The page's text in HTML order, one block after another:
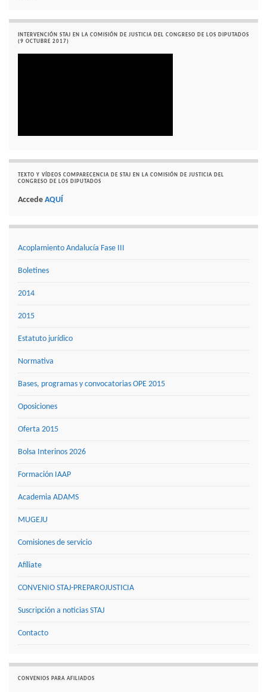
INTERVENCIÓN STAJ EN LA COMISIÓN DE JUSTICIA DEL CONGRESO DE LOS DIPUTADOS
(9 OCTUBRE 2017)
TEXTO Y VÍDEOS COMPARECENCIA DE STAJ EN LA COMISIÓN DE JUSTICIA DEL
CONGRESO DE LOS DIPUTADOS
Accede AQUÍ
Acoplamiento Andalucía Fase III
Boletines
2014
2015
Estatuto jurídico
Normativa
Bases, programas y convocatorias OPE 2015
Oposiciones
Oferta 2015
Bolsa Interinos 2026
Formación IAAP
Academia ADAMS
MUGEJU
Comisiones de servicio
Afíliate
CONVENIO STAJ-PREPAROJUSTICIA
Suscripción a noticias STAJ
Contacto
CONVENIOS PARA AFILIADOS